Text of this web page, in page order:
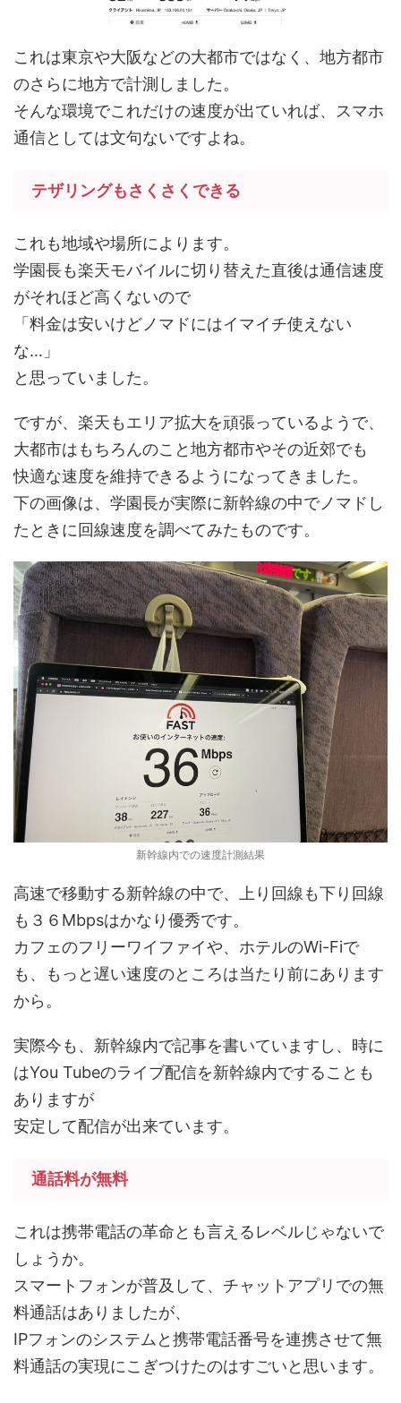
これは東京や大阪などの大都市ではなく、地方都市
のさらに地方で計測しました。
そんな環境でこれだけの速度が出ていれば、スマホ
通信としては文句ないですよね。
テザリングもさくさくできる
これも地域や場所によります。
学園長も楽天モバイルに切り替えた直後は通信速度
がそれほど高くないので
「料金は安いけどノマドにはイマイチ使えない
な…」
と思っていました。
ですが、楽天もエリア拡大を頑張っているようで、
大都市はもちろんのこと地方都市やその近郊でも
快適な速度を維持できるようになってきました。
下の画像は、学園長が実際に新幹線の中でノマドし
たときに回線速度を調べてみたものです。
新幹線内での速度計測結果
高速で移動する新幹線の中で、上り回線も下り回線
も３６Mbpsはかなり優秀です。
カフェのフリーワイファイや、ホテルのWi-Fiで
も、もっと遅い速度のところは当たり前にあります
から。
実際今も、新幹線内で記事を書いていますし、時に
はYou Tubeのライブ配信を新幹線内ですることも
ありますが
安定して配信が出来ています。
通話料が無料
これは携帯電話の革命とも言えるレベルじゃないで
しょうか。
スマートフォンが普及して、チャットアプリでの無
料通話はありましたが、
IPフォンのシステムと携帯電話番号を連携させて無
料通話の実現にこぎつけたのはすごいと思います。